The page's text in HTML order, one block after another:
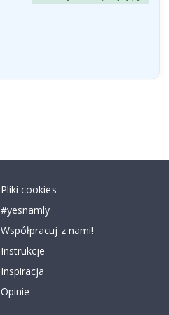
Pliki cookies
#yesnamly
Współpracuj z nami!
Instrukcje
Inspiracja
Opinie